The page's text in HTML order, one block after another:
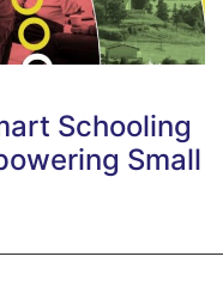
Schooling
Small